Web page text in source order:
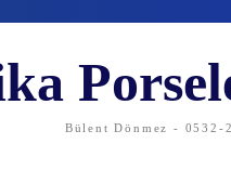
Bülent Dönmez - 0532-